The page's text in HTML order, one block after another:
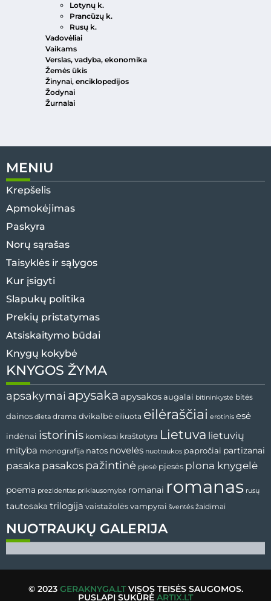
Lotynų k.
Prancūzų k.
Rusų k.
Vadovėliai
Vaikams
Verslas, vadyba, ekonomika
Žemės ūkis
Žinynai, enciklopedijos
Žodynai
Žurnalai
MENIU
Krepšelis
Apmokėjimas
Paskyra
Norų sąrašas
Taisyklės ir sąlygos
Kur įsigyti
Slapukų politika
Prekių pristatymas
Atsiskaitymo būdai
Knygų kokybė
NUOTRAUKŲ GALERIJA
KNYGOS ŽYMA
apsakymai apysaka apysakos augalai bitininkystė bitės
dainos dieta drama dvikalbė eiliuota eilėraščiai erotinis esė
indėnai istorinis komiksai kraštotyra Lietuva lietuvių
mityba monografija natos novelės nuotraukos papročiai partizanai
pasaka pasakos pažintinė pjesė pjesės plona knygelė
poema prezidentas priklausomybė romanai romanas rusų
tautosaka trilogija vaistažolėsvampyrai šventės žaidimai
© 2023 GERAKNYGA.LTVISOS TEISĖS SAUGOMOS.
PUSLAPĮ SUKŪRĖ ARTIX.LT